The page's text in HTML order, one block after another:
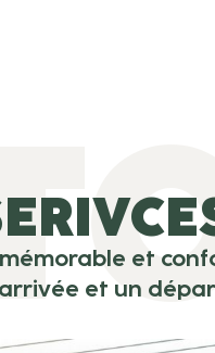
et
et un